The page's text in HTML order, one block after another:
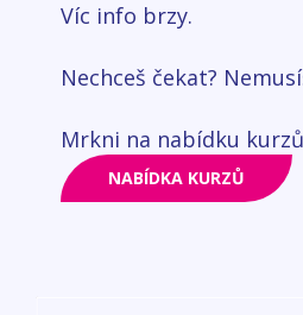
Víc info brzy.
Nechceš čekat?
Mrkni na nabídku
NABÍDKA KURZŮ